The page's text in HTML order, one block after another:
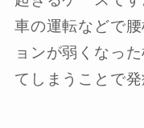
車の運転などで
ョンが弱くなっ
てしまうことで発